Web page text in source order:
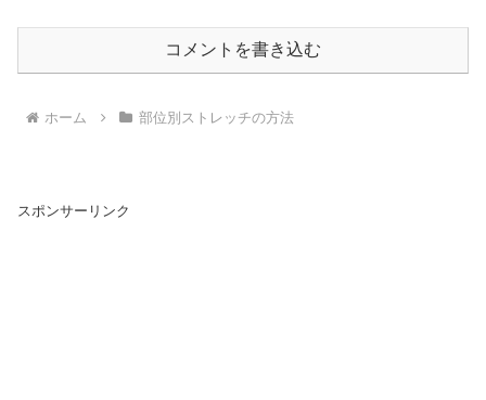
コメントを書き込む
ホーム 部位別ストレッチの方法
スポンサーリンク